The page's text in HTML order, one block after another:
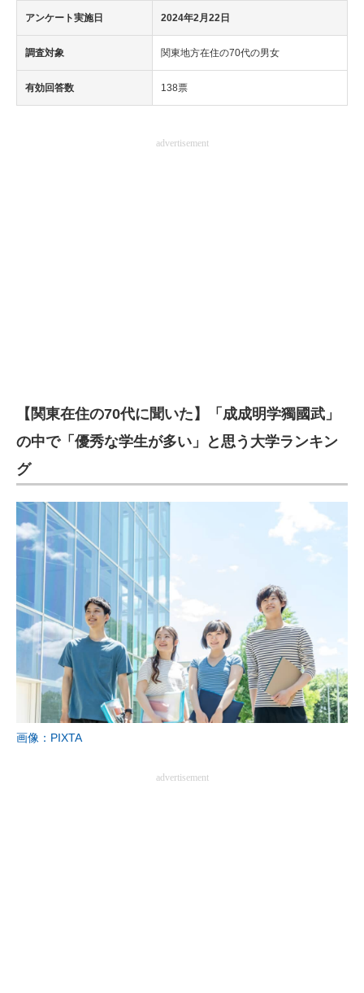
アンケート実施日 2024年2月22日
調査対象 関東地方在住の70代の男女
有効回答数 138票
advertisement
【関東在住の70代に聞いた】「成成明学獨國武」
の中で「優秀な学生が多い」と思う大学ランキン
グ
画像：PIXTA
advertisement